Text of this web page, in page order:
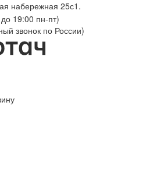
набережная 25с1.
19:00 пн-пт)
звонок по России)